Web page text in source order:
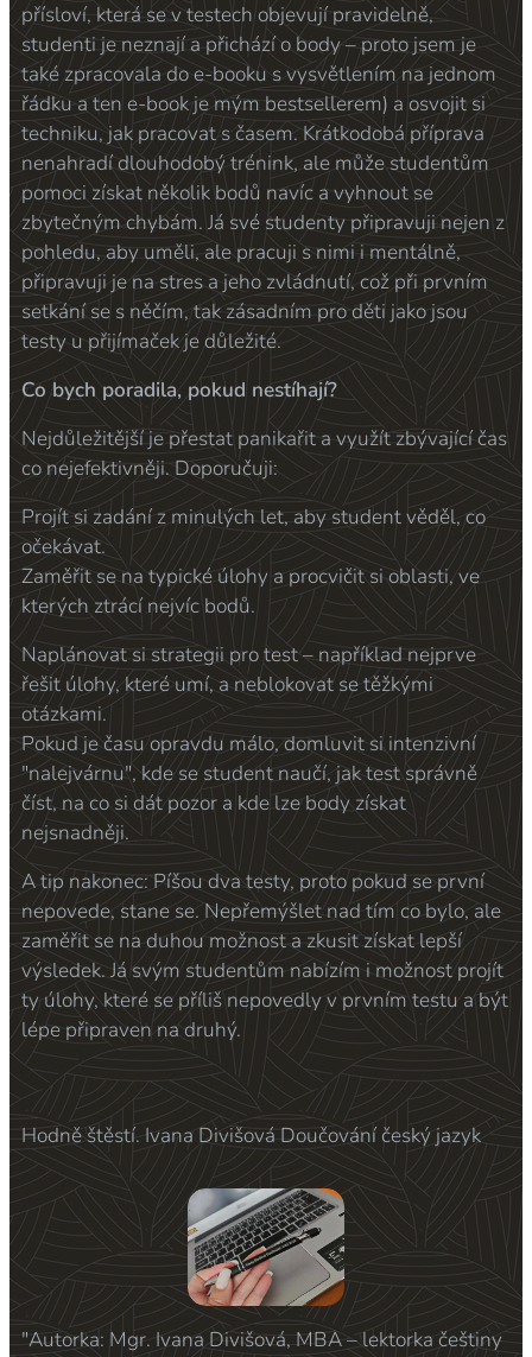
přísloví, která se v testech objevují pravidelně,
studenti je neznají a přichází o body – proto jsem je
také zpracovala do e-booku s vysvětlením na jednom
řádku a ten e-book je mým bestsellerem) a osvojit si
techniku, jak pracovat s časem. Krátkodobá příprava
nenahradí dlouhodobý trénink, ale může studentům
pomoci získat několik bodů navíc a vyhnout se
zbytečným chybám. Já své studenty připravuji nejen z
pohledu, aby uměli, ale pracuji s nimi i mentálně,
připravuji je na stres a jeho zvládnutí, což při prvním
setkání se s něčím, tak zásadním pro děti jako jsou
testy u přijímaček je důležité.
Co bych poradila, pokud nestíhají?
Nejdůležitější je přestat panikařit a využít zbývající čas
co nejefektivněji. Doporučuji:
Projít si zadání z minulých let, aby student věděl, co
očekávat.
Zaměřit se na typické úlohy a procvičit si oblasti, ve
kterých ztrácí nejvíc bodů.
Naplánovat si strategii pro test – například nejprve
řešit úlohy, které umí, a neblokovat se těžkými
otázkami.
Pokud je času opravdu málo, domluvit si intenzivní
"nalejvárnu", kde se student naučí, jak test správně
číst, na co si dát pozor a kde lze body získat
nejsnadněji.
A tip nakonec: Píšou dva testy, proto pokud se první
nepovede, stane se. Nepřemýšlet nad tím co bylo, ale
zaměřit se na duhou možnost a zkusit získat lepší
výsledek. Já svým studentům nabízím i možnost projít
ty úlohy, které se příliš nepovedly v prvním testu a být
lépe připraven na druhý.
Hodně štěstí. Ivana Divišová Doučování český jazyk
"Autorka: Mgr. Ivana Divišová, MBA – lektorka češtiny